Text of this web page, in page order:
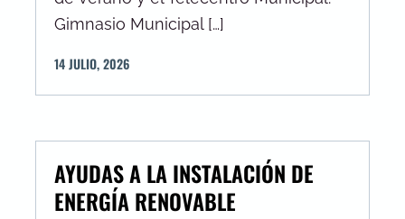
Gimnasio Municipal […]
14 JULIO,2026
AYUDAS A LA INSTALACIÓN DE
ENERGÍA RENOVABLE